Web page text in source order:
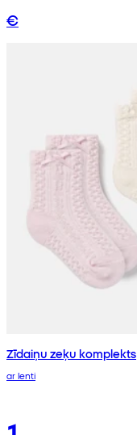
€
Zīdaiņu zeķu komplekts
ar lenti